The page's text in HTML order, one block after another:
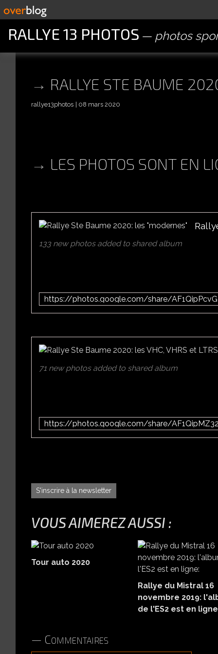
RALLYE 13 PHOTOS photos
RALLYE STE BAUME
rallye13photos 08 mars 2020
LES PHOTOS SONT EN
133 new photos added to shared album
71 new photos added to shared album
S'inscrire à la newsletter
VOUS AIMEREZ AUSSI :
Tour auto 2020
Rallye du Mistral 16
novembre 2019:
de l'ES2 est en
Commentaires